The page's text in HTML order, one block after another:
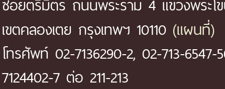
เขตคลองเตย กรุงเทพฯ 10110 (แผนที่)
โทรศัพท์ 02-7136290-2, 02-713-6547-
7124402-7 ต่อ 211-213